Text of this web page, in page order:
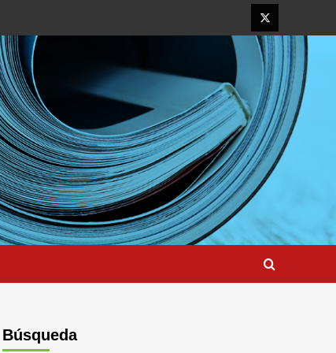
Elemento
del
menú
Búsqueda